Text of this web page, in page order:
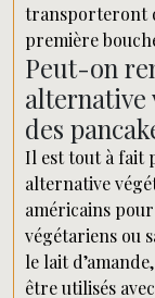
transporteront
première
Peut-on
alternative
des
Il est tout à fait
alternative
américains
végétariens ou
le lait
être utilisés